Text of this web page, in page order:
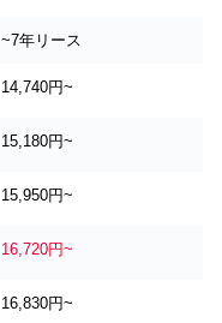
~7年リース
14,740円~
15,180円~
15,950円~
16,720円~
16,830円~